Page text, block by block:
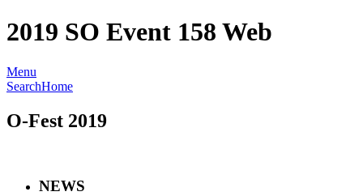
2019 SO Event 158 Web
Menu
SearchHome
O-Fest 2019
NEWS